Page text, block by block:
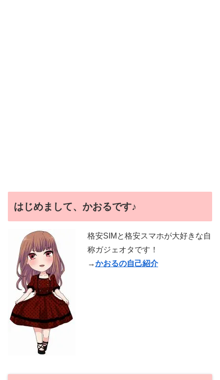
はじめまして、かおるです♪
格安SIMと格安スマホが大好きな自
称ガジェオタです！
→かおるの自己紹介